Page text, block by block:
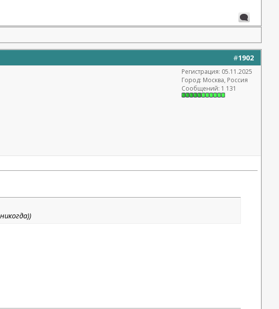
#1902
Регистрация: 05.11.2025
Город: Москва, Россия
Сообщений: 1 131